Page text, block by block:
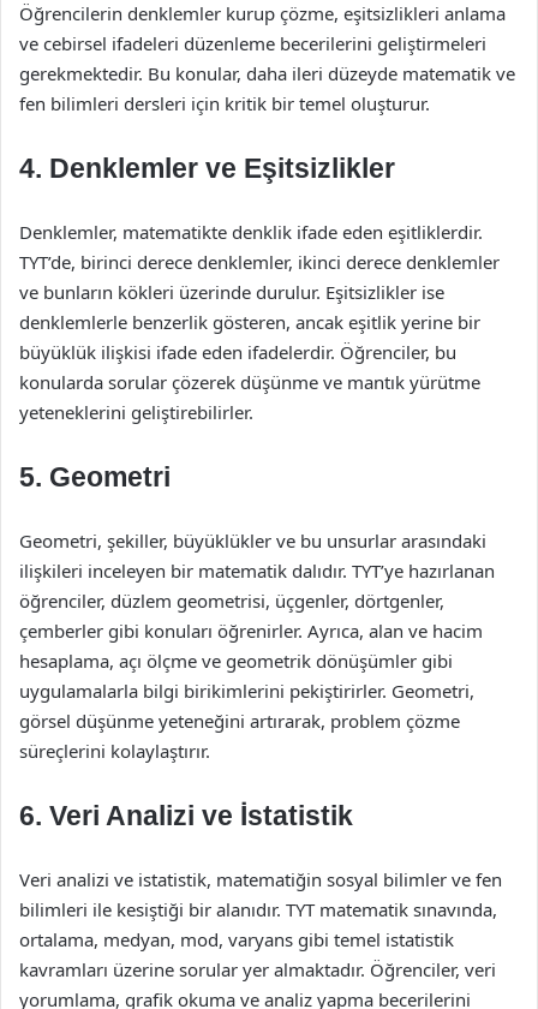
Öğrencilerin denklemler kurup çözme, eşitsizlikleri anlama
ve cebirsel ifadeleri düzenleme becerilerini geliştirmeleri
gerekmektedir. Bu konular, daha ileri düzeyde matematik ve
fen bilimleri dersleri için kritik bir temel oluşturur.
4. Denklemler ve Eşitsizlikler
Denklemler, matematikte denklik ifade eden eşitliklerdir.
TYT’de, birinci derece denklemler, ikinci derece denklemler
ve bunların kökleri üzerinde durulur. Eşitsizlikler ise
denklemlerle benzerlik gösteren, ancak eşitlik yerine bir
büyüklük ilişkisi ifade eden ifadelerdir. Öğrenciler, bu
konularda sorular çözerek düşünme ve mantık yürütme
yeteneklerini geliştirebilirler.
5. Geometri
Geometri, şekiller, büyüklükler ve bu unsurlar arasındaki
ilişkileri inceleyen bir matematik dalıdır. TYT’ye hazırlanan
öğrenciler, düzlem geometrisi, üçgenler, dörtgenler,
çemberler gibi konuları öğrenirler. Ayrıca, alan ve hacim
hesaplama, açı ölçme ve geometrik dönüşümler gibi
uygulamalarla bilgi birikimlerini pekiştirirler. Geometri,
görsel düşünme yeteneğini artırarak, problem çözme
süreçlerini kolaylaştırır.
6. Veri Analizi ve İstatistik
Veri analizi ve istatistik, matematiğin sosyal bilimler ve fen
bilimleri ile kesiştiği bir alanıdır. TYT matematik sınavında,
ortalama, medyan, mod, varyans gibi temel istatistik
kavramları üzerine sorular yer almaktadır. Öğrenciler, veri
yorumlama, grafik okuma ve analiz yapma becerilerini